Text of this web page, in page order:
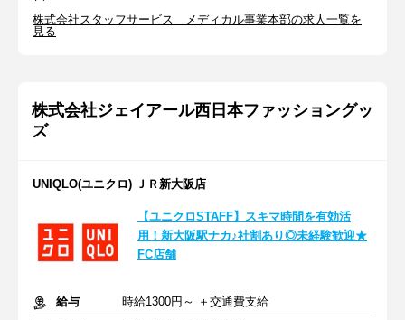
株式会社スタッフサービス メディカル事業本部の求人一覧を
見る
株式会社ジェイアール西日本ファッショングッ
ズ
UNIQLO(ユニクロ) ＪＲ新大阪店
【ユニクロSTAFF】スキマ時間を有効活
用！新大阪駅ナカ♪社割あり◎未経験歓迎★
FC店舗
給与
時給1300円～ ＋交通費支給